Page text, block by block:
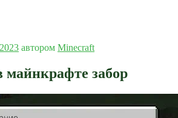
автором Minecraft
майнкрафте забор